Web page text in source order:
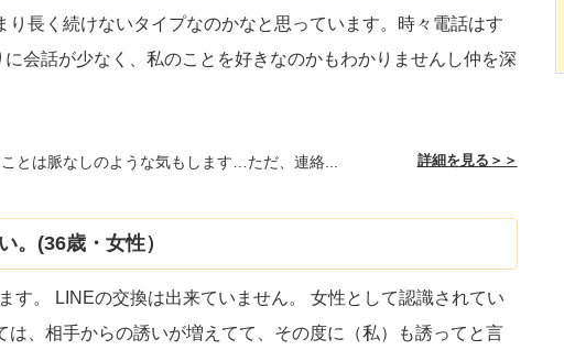
り長く続けないタイプなのかなと思っています。時々電話はす
会話が少なく、私のことを好きなのかもわかりませんし仲を深
とは脈なしのような気もします…ただ、連絡... 詳細を見る＞＞
。(36歳・女性）
す。 LINEの交換は出来ていません。 女性として認識されてい
は、相手からの誘いが増えてて、その度に（私）も誘ってと言